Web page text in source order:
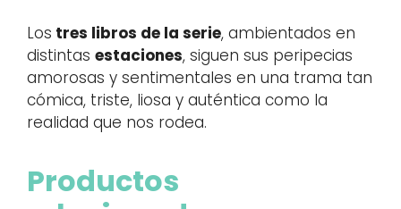
Los tres libros de la serie, ambientados en
distintas estaciones, siguen sus peripecias
amorosas y sentimentales en una trama tan
cómica, triste, liosa y auténtica como la
realidad que nos rodea.
Productos